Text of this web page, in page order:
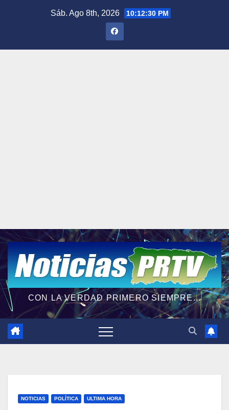
Sáb. Ago 8th, 2026 10:12:31 PM
CON LA VERDAD PRIMERO SIEMPRE...
NOTICIAS POLÍTICA ULTIMA HORA